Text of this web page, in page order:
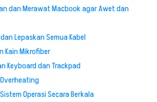
dan Merawat Macbook agar Awet dan
Lepaskan Semua Kabel
Mikrofiber
Keyboard dan Trackpad
Operasi Secara Berkala